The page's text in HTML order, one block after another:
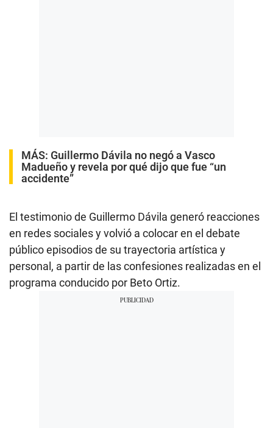
MÁS: Guillermo Dávila no negó a Vasco
Madueño y revela por qué dijo que fue “un
accidente”
El testimonio de Guillermo Dávila generó reacciones
en redes sociales y volvió a colocar en el debate
público episodios de su trayectoria artística y
personal, a partir de las confesiones realizadas en el
programa conducido por Beto Ortiz.